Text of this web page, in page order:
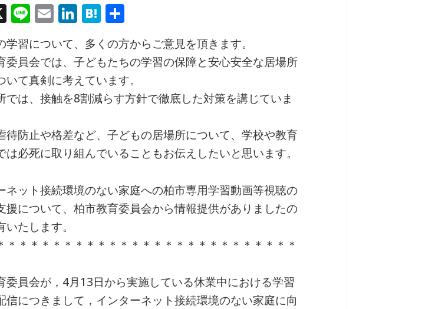
X Li
e
E
ai
l
Li
n
k
e
dI
n
H
e
n
a
共
有
学習について、多くの方からご意見を頂きます。
員会では、 子どもたちの学習の保障と安心安全な居場所
いて真剣に考えています。
では、接触を8割減らす方針で徹底した対策を講じていま
待防止や格差など、子どもの居場所について、学校や教育
は必死に取り組んでいることもお伝えしたいと思います。
ネット接続環境のない家庭への柏市専用学習動画等視聴の
援について、柏市教育委員会から情報提供がありましたの
いたします。
＊＊＊＊＊＊＊＊＊＊＊＊＊＊＊＊＊＊＊＊＊＊＊＊＊＊
委員会が，4月13日から実施している休業中における学習
信につきまして，インターネット接続環境のない家庭に向